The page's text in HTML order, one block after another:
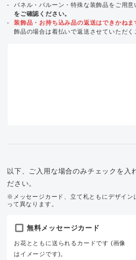
パネル・バルーン・特殊な装飾品をご用意
をご確認ください。
装飾品・お持ち込み品の返送はできかねま
飾品の場合は着払いで返送させていただく
以下、ご入用な場合のみチェックを入
ださい。
※メッセージカード、立て札ともにデザイン
って異なります。
無料メッセージカード
お花とともに送られるカードです (画像
はイメージです)。